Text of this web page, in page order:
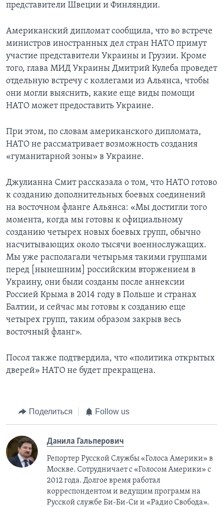
представители Швеции и Финляндии.
Американский дипломат сообщила, что во встрече
министров иностранных дел стран НАТО примут
участие представители Украины и Грузии. Кроме
того, глава МИД Украины Дмитрий Кулеба проведет
отдельную встречу с коллегами из Альянса, чтобы
они могли выяснить, какие еще виды помощи
НАТО может предоставить Украине.
При этом, по словам американского дипломата,
НАТО не рассматривает возможность создания
«гуманитарной зоны» в Украине.
Джулианна Смит рассказала о том, что НАТО готово
к созданию дополнительных боевых соединений
на восточном фланге Альянса: «Мы достигли того
момента, когда мы готовы к официальному
созданию четырех новых боевых групп, обычно
насчитывающих около тысячи военнослужащих.
Мы уже располагали четырьмя такими группами
перед [нынешним] российским вторжением в
Украину, они были созданы после аннексии
Россией Крыма в 2014 году в Польше и странах
Балтии, и сейчас мы готовы к созданию еще
четырех групп, таким образом закрыв весь
восточный фланг».
Посол также подтвердила, что «политика открытых
дверей» НАТО не будет прекращена.
Поделиться Follow us
Данила Гальперович
Репортер Русской Службы «Голоса Америки» в
Москве. Сотрудничает с «Голосом Америки» с
2012 года. Долгое время работал
корреспондентом и ведущим программ на
Русской службе Би-Би-Си и «Радио Свобода».